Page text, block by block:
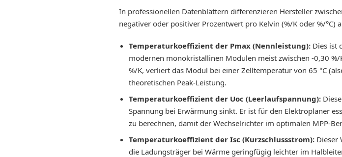
In professionellen Datenblättern differenzieren Hersteller
negativer oder positiver Prozentwert pro Kelvin (%/K oder %/°C)
Temperaturkoeffizient der Pmax (Nennleistung): Dies ist
modernen monokristallinen Modulen meist zwischen -0,30
%/K, verliert das Modul bei einer Zelltemperatur von 65 °C
theoretischen Peak-Leistung.
Temperaturkoeffizient der Uoc (Leerlaufspannung):
Spannung bei Erwärmung sinkt. Er ist für den Elektroplaner
zu berechnen, damit der Wechselrichter im optimalen MPP-
Temperaturkoeffizient der Isc (Kurzschlussstrom): Dieser
die Ladungsträger bei Wärme geringfügig leichter im